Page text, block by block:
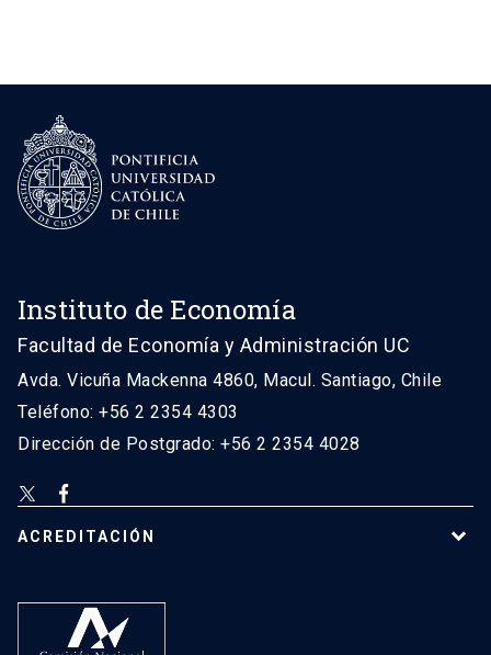
Instituto de Economía
Facultad de Economía y Administración UC
Avda. Vicuña Mackenna 4860, Macul. Santiago, Chile
Teléfono: +56 2 2354 4303
Dirección de Postgrado: +56 2 2354 4028
ACREDITACIÓN